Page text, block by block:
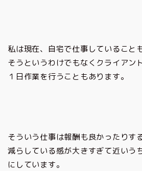
私は現在、自宅で仕事していること
そうというわけでもなくクライアン
１日作業を行うこともあります。
そういう仕事は報酬も良かったりす
減らしている感が大きすぎて近いう
にしています。